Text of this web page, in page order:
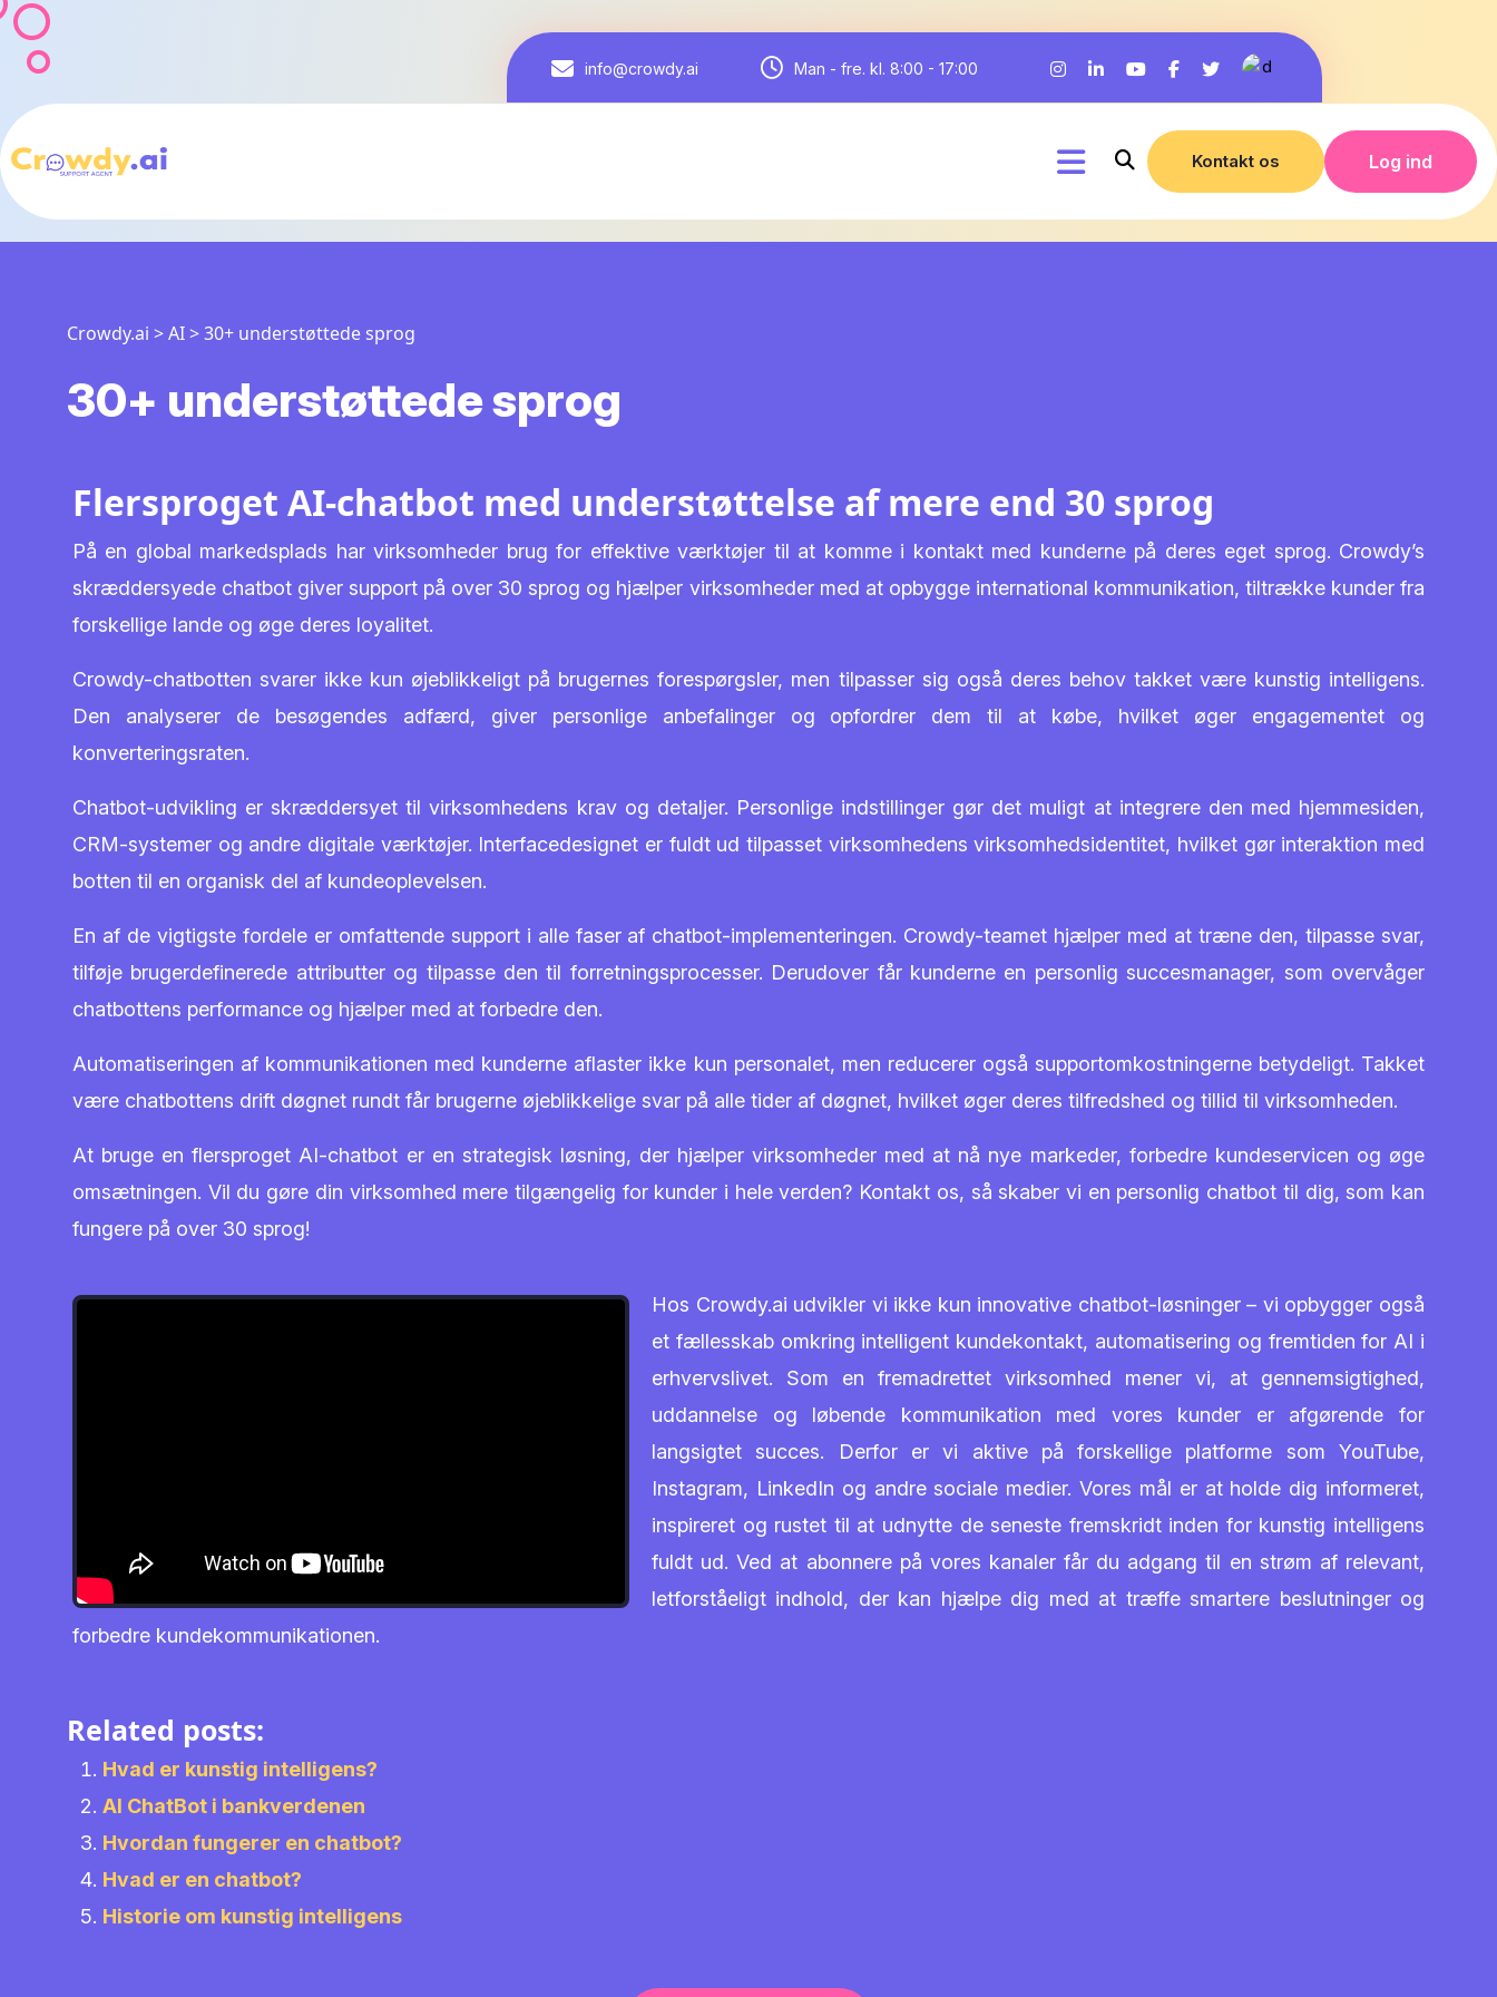
info@crowdy.ai Man - fre. kl. 8:00 - 17:00
Kontakt os Log ind
Crowdy.ai >AI>30+ understøttede sprog
30+ understøttede sprog
Flersproget AI-chatbot med understøttelse af mere end 30 sprog
På en global markedsplads har virksomheder brug for effektive værktøjer til at komme i kontakt med kunderne på deres eget sprog. Crowdy’s
skræddersyede chatbot giver support på over 30 sprog og hjælper virksomheder med at opbygge international kommunikation, tiltrække kunder fra
forskellige lande og øge deres loyalitet.
Crowdy-chatbotten svarer ikke kun øjeblikkeligt på brugernes forespørgsler, men tilpasser sig også deres behov takket være kunstig intelligens.
Den analyserer de besøgendes adfærd, giver personlige anbefalinger og opfordrer dem til at købe, hvilket øger engagementet og
konverteringsraten.
Chatbot-udvikling er skræddersyet til virksomhedens krav og detaljer. Personlige indstillinger gør det muligt at integrere den med hjemmesiden,
CRM-systemer og andre digitale værktøjer. Interfacedesignet er fuldt ud tilpasset virksomhedens virksomhedsidentitet, hvilket gør interaktion med
botten til en organisk del af kundeoplevelsen.
En af de vigtigste fordele er omfattende support i alle faser af chatbot-implementeringen. Crowdy-teamet hjælper med at træne den, tilpasse svar,
tilføje brugerdefinerede attributter og tilpasse den til forretningsprocesser. Derudover får kunderne en personlig succesmanager, som overvåger
chatbottens performance og hjælper med at forbedre den.
Automatiseringen af kommunikationen med kunderne aflaster ikke kun personalet, men reducerer også supportomkostningerne betydeligt. Takket
være chatbottens drift døgnet rundt får brugerne øjeblikkelige svar på alle tider af døgnet, hvilket øger deres tilfredshed og tillid til virksomheden.
At bruge en flersproget AI-chatbot er en strategisk løsning, der hjælper virksomheder med at nå nye markeder, forbedre kundeservicen og øge
omsætningen. Vil du gøre din virksomhed mere tilgængelig for kunder i hele verden? Kontakt os, så skaber vi en personlig chatbot til dig, som kan
fungere på over 30 sprog!
Hos Crowdy.ai udvikler vi ikke kun innovative chatbot-løsninger – vi opbygger også
et fællesskab omkring intelligent kundekontakt, automatisering og fremtiden for AI i
erhvervslivet. Som en fremadrettet virksomhed mener vi, at gennemsigtighed,
uddannelse og løbende kommunikation med vores kunder er afgørende for
langsigtet succes. Derfor er vi aktive på forskellige platforme som YouTube,
Instagram, LinkedIn og andre sociale medier. Vores mål er at holde dig informeret,
inspireret og rustet til at udnytte de seneste fremskridt inden for kunstig intelligens
fuldt ud. Ved at abonnere på vores kanaler får du adgang til en strøm af relevant,
letforståeligt indhold, der kan hjælpe dig med at træffe smartere beslutninger og
forbedre kundekommunikationen.
Related posts:
Hvad er kunstig intelligens?
AI ChatBot i bankverdenen
Hvordan fungerer en chatbot?
Hvad er en chatbot?
Historie om kunstig intelligens